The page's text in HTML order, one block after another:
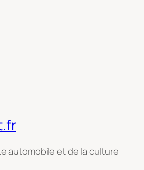
automobile et de la culture